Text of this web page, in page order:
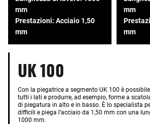
mm
Prestazioni: Acciaio 1,50
mm
mm
mm
UK 100
Con la piegatrice a segmento UK 100 è
tutti i lati e produrre, ad esempio, forme a
di piegatura in alto e in basso. È lo specialista
difficili e piega l’acciaio da 1,50 mm con una
1000 mm.